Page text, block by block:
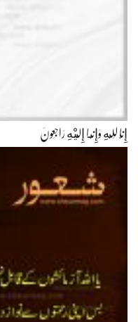
إِنَّا لِلّهِ وَإِنَّـا إِلَيْهِ رَاجِعونَ